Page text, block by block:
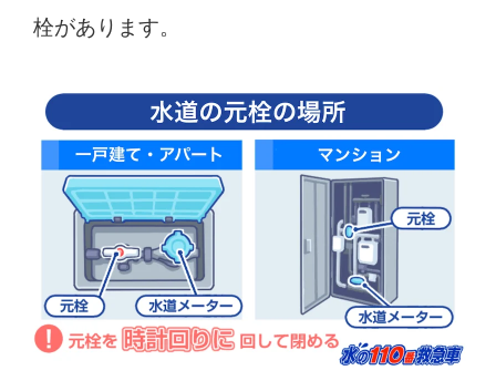
栓があります。